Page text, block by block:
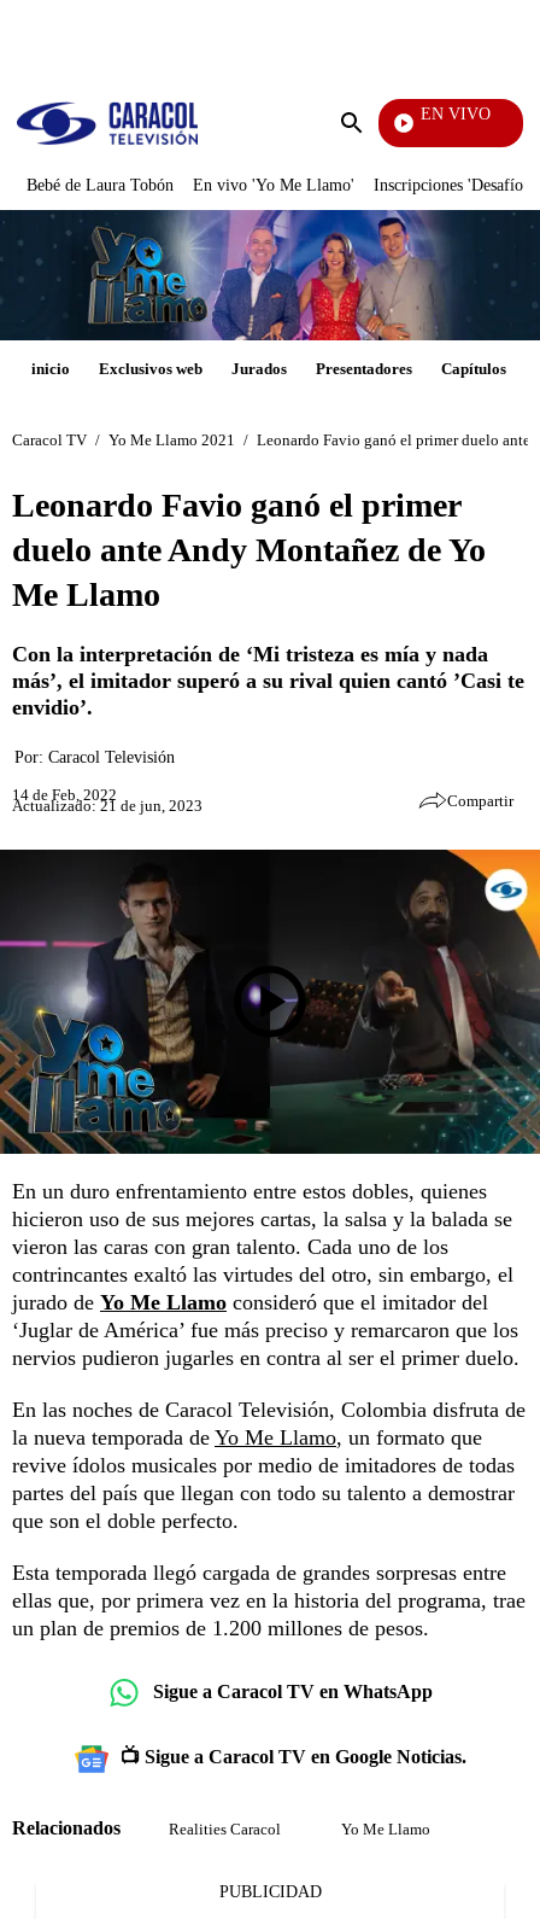
Enviar
EN VIVO
Televentas
Bebé de Laura Tobón En vivo 'Yo Me Llamo' Inscripciones 'Desafío'
inicio Exclusivos web Jurados Presentadores Capítulos
Caracol TV / Yo Me Llamo 2021 / Leonardo Favio ganó el primer duelo ante
Leonardo Favio ganó el primer
duelo ante Andy Montañez de Yo
Me Llamo
Con la interpretación de ‘Mi tristeza es mía y nada
más’, el imitador superó a su rival quien cantó ’Casi te
envidio’.
Por: Caracol Televisión
14 de Feb, 2022
Actualizado: 21 de jun, 2023 Compartir
En un duro enfrentamiento entre estos dobles, quienes
hicieron uso de sus mejores cartas, la salsa y la balada se
vieron las caras con gran talento. Cada uno de los
contrincantes exaltó las virtudes del otro, sin embargo, el
jurado de Yo Me Llamo consideró que el imitador del
‘Juglar de América’ fue más preciso y remarcaron que los
nervios pudieron jugarles en contra al ser el primer duelo.
En las noches de Caracol Televisión, Colombia disfruta de
la nueva temporada de Yo Me Llamo, un formato que
revive ídolos musicales por medio de imitadores de todas
partes del país que llegan con todo su talento a demostrar
que son el doble perfecto.
Esta temporada llegó cargada de grandes sorpresas entre
ellas que, por primera vez en la historia del programa, trae
un plan de premios de 1.200 millones de pesos.
Sigue a Caracol TV en WhatsApp
📺 Sigue a Caracol TV en Google Noticias.
Relacionados Realities Caracol Yo Me Llamo
PUBLICIDAD